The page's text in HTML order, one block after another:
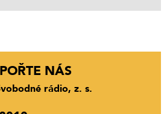
NÁS
rádio, z. s.